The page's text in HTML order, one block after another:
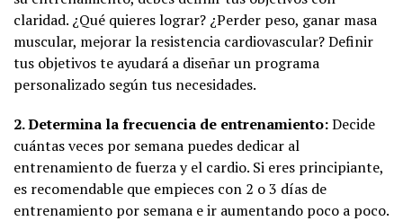
claridad. ¿Qué quieres lograr? ¿Perder peso, ganar masa
muscular, mejorar la resistencia cardiovascular? Definir
tus objetivos te ayudará a diseñar un programa
personalizado según tus necesidades.
2. Determina la frecuencia de entrenamiento:Decide
cuántas veces por semana puedes dedicar al
entrenamiento de fuerza y el cardio. Si eres principiante,
es recomendable que empieces con 2 o 3 días de
entrenamiento por semana e ir aumentando poco a poco.